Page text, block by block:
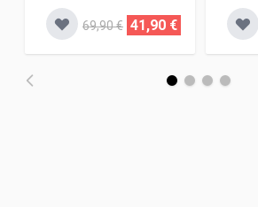
69,90 € 41,90 €